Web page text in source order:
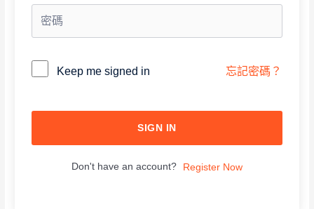
Alternative:Keep me signed in 忘記密碼？
SIGN IN
Don't have an account? Register Now